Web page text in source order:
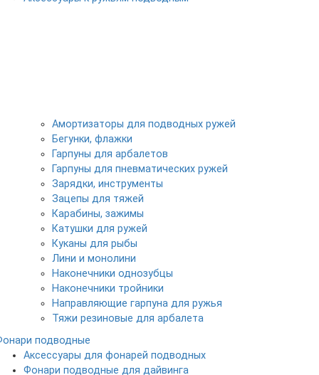
Амортизаторы для подводных ружей
Бегунки, флажки
Гарпуны для арбалетов
Гарпуны для пневматических ружей
Зарядки, инструменты
Зацепы для тяжей
Карабины, зажимы
Катушки для ружей
Куканы для рыбы
Лини и монолини
Наконечники однозубцы
Наконечники тройники
Направляющие гарпуна для ружья
Тяжи резиновые для арбалета
подводные
Аксессуары для фонарей подводных
Фонари подводные для дайвинга